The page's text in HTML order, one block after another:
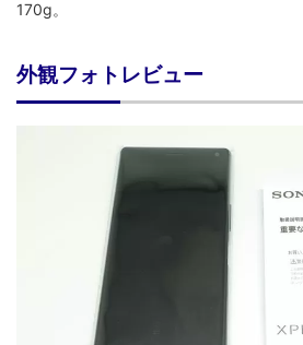
170g。
外観フォトレビュー